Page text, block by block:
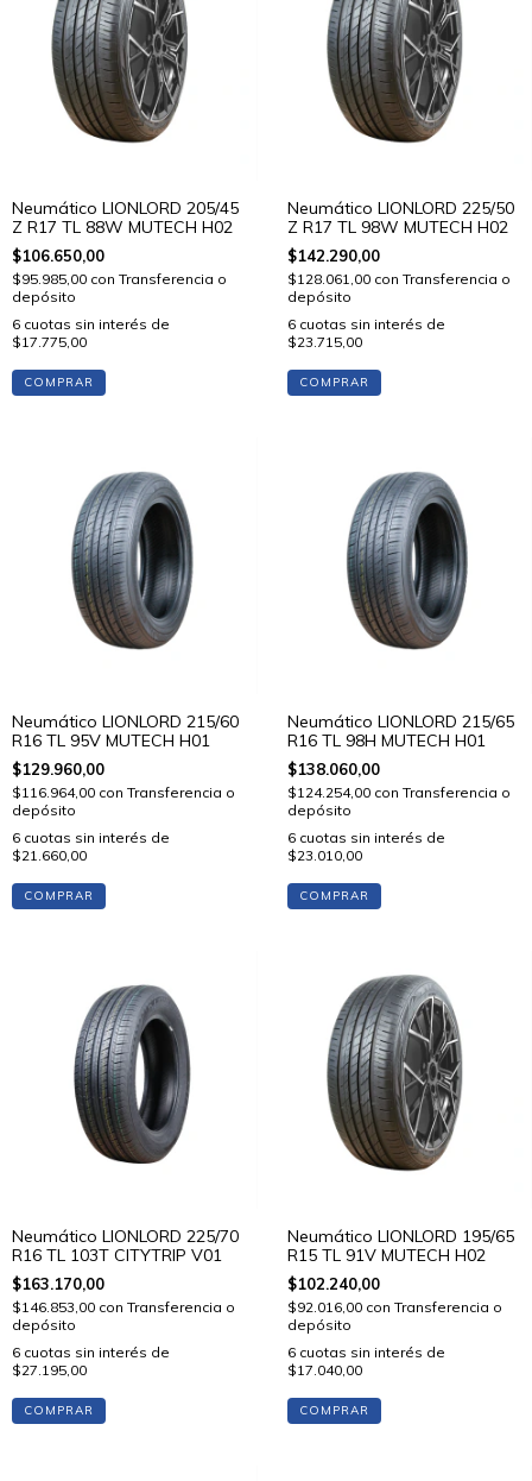
Neumático LIONLORD 205/45
Z R17 TL 88W MUTECH H02
$106.650,00
$95.985,00 con Transferencia o
depósito
6 cuotas sin interés de
$17.775,00
COMPRAR
Neumático LIONLORD 225/50
Z R17 TL 98W MUTECH H02
$142.290,00
$128.061,00 con Transferencia o
depósito
6 cuotas sin interés de
$23.715,00
COMPRAR
Neumático LIONLORD 215/60
R16 TL 95V MUTECH H01
$129.960,00
$116.964,00 con Transferencia o
depósito
6 cuotas sin interés de
$21.660,00
COMPRAR
Neumático LIONLORD 215/65
R16 TL 98H MUTECH H01
$138.060,00
$124.254,00 con Transferencia o
depósito
6 cuotas sin interés de
$23.010,00
COMPRAR
Neumático LIONLORD 225/70
R16 TL 103T CITYTRIP V01
$163.170,00
$146.853,00 con Transferencia o
depósito
6 cuotas sin interés de
$27.195,00
COMPRAR
Neumático LIONLORD 195/65
R15 TL 91V MUTECH H02
$102.240,00
$92.016,00 con Transferencia o
depósito
6 cuotas sin interés de
$17.040,00
COMPRAR